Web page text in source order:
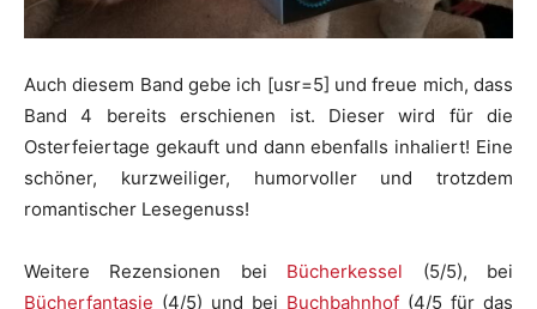
Auch diesem Band gebe ich [usr=5] und freue mich, dass
Band 4 bereits erschienen ist. Dieser wird für die
Osterfeiertage gekauft und dann ebenfalls inhaliert! Eine
schöner, kurzweiliger, humorvoller und trotzdem
romantischer Lesegenuss!
Weitere Rezensionen bei Bücherkessel (5/5), bei
Bücherfantasie (4/5) und bei Buchbahnhof (4/5 für das